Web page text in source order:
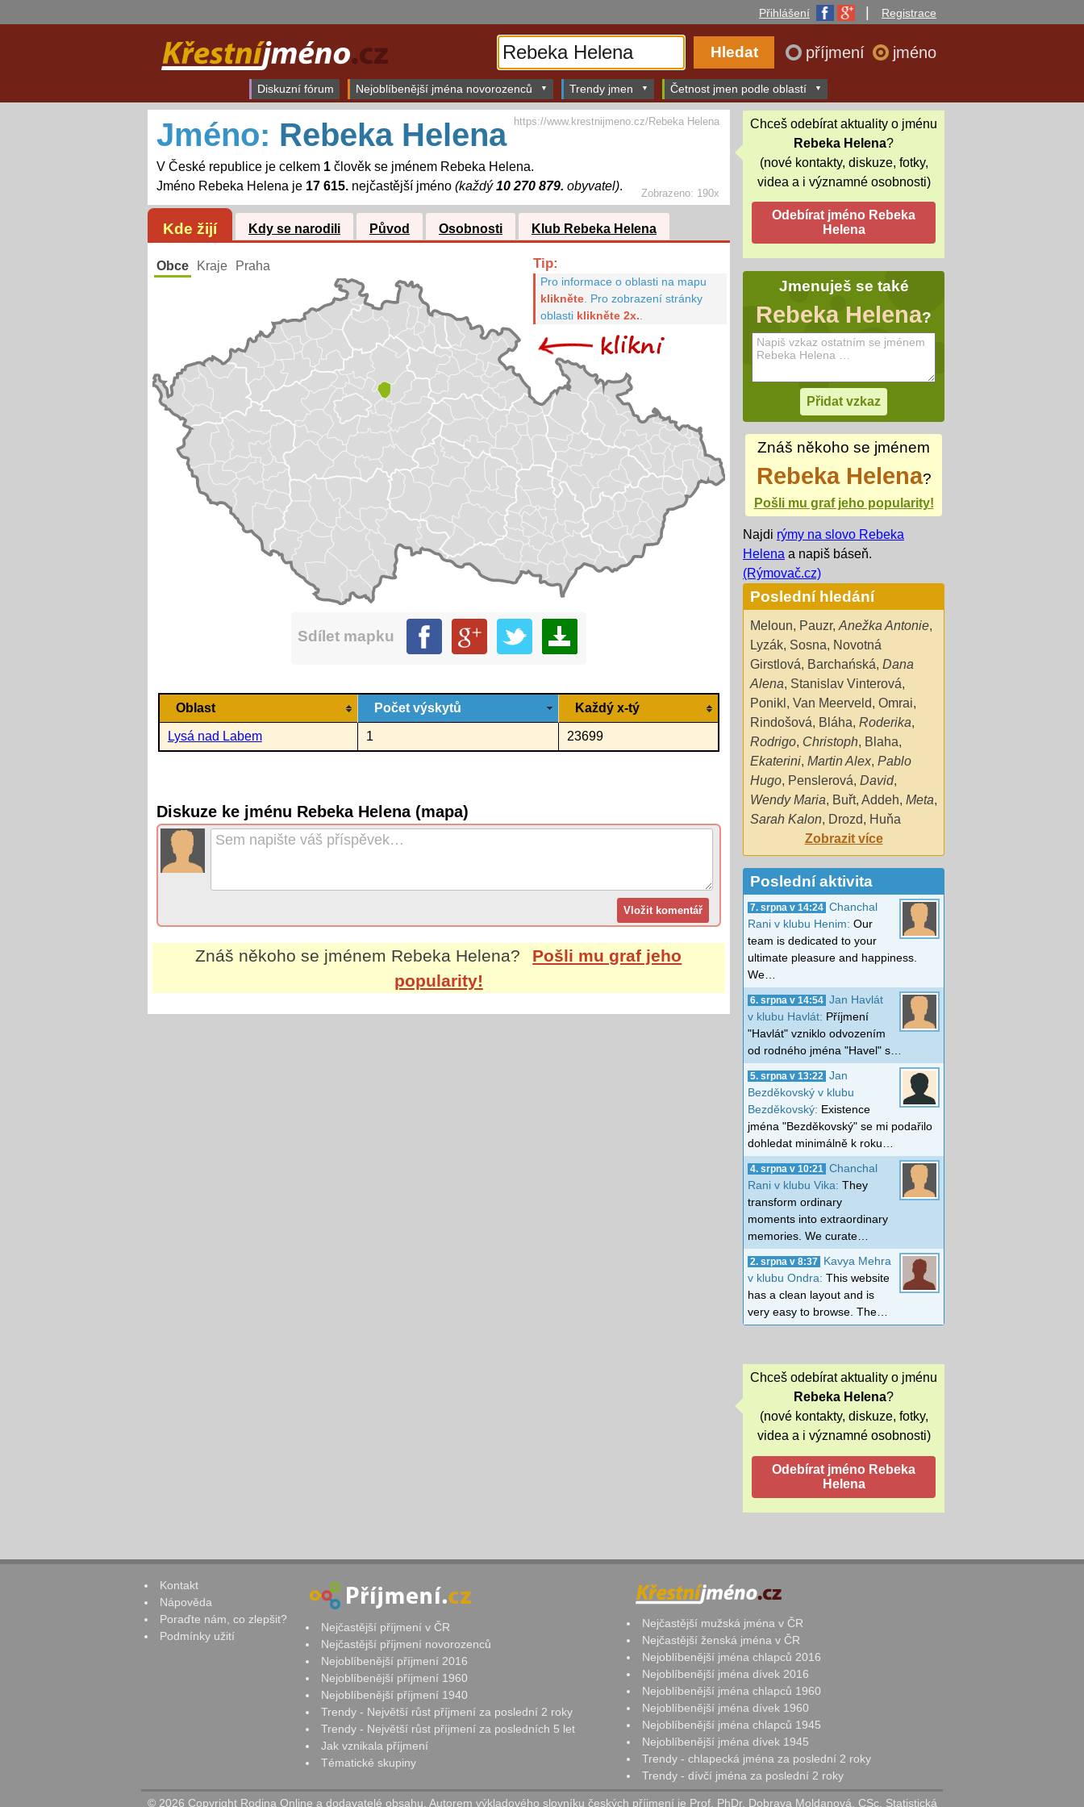
Přihlášení Registrace
příjmení jméno
Diskuzní fórum Nejoblíbenější jména novorozenců Trendy jmen Četnost jmen podle oblastí
Zobrazeno: 190x
Jméno: Rebeka Helena
V České republice je celkem 1člověk se jménem Rebeka Helena.
Jméno Rebeka Helena je 17 615.nejčastější jméno (každý10 270 879. obyvatel).
https://www.krestnijmeno.cz/Rebeka Helena
Kde žijí Kdy se narodili Původ Osobnosti Klub Rebeka Helena
Obce Kraje Praha Tip:
Pro informace o oblasti na mapu
klikněte. Pro zobrazení stránky
oblasti klikněte 2x.
Sdílet mapku
Oblast Počet výskytů Každý x-tý
Lysá nad Labem 1 23699
Diskuze ke jménu Rebeka Helena (mapa)
Znáš někoho se jménem Rebeka Helena?
Pošli mu graf jeho
popularity!
Chceš odebírat aktuality o jménu
Rebeka Helena?
(nové kontakty, diskuze, fotky,
videa a i významné osobnosti)
Jmenuješ se také
Rebeka Helena?
Znáš někoho se jménem
Rebeka Helena?
Pošli mu graf jeho popularity!
Najdi rýmy na slovo Rebeka
Helena a napiš báseň.
(Rýmovač.cz)
Poslední hledání
Meloun, Pauzr, Anežka Antonie,
Lyzák, Sosna, Novotná
Girstlová, Barchańská, Dana
Alena, Stanislav Vinterová,
Ponikl , Van Meerveld, Omrai,
Rindošová, Bláha, Roderika,
Rodrigo, Christoph, Blaha,
Ekaterini, Martin Alex, Pablo
Hugo, Penslerová, David,
Wendy Maria, Buřt, Addeh, Meta,
Sarah Kalon, Drozd, Huňa
Zobrazit více
Poslední aktivita
7. srpna v 14:24 Chanchal
Rani v klubu Henim: Our
team is dedicated to your
ultimate pleasure and happiness.
We…
6. srpna v 14:54 Jan Havlát
v klubu Havlát: Příjmení
"Havlát" vzniklo odvozením
od rodného jména "Havel" s…
5. srpna v 13:22
Jan
Bezděkovský v klubu
Bezděkovský: Existence
jména "Bezděkovský" se mi podařilo
dohledat minimálně k roku…
4. srpna v 10:21
Chanchal
Rani v klubu Vika: They
transform ordinary
moments into extraordinary
memories. We curate…
2. srpna v 8:37
Kavya Mehra
v klubu Ondra: This website
has a clean layout and is
very easy to browse. The…
Chceš odebírat aktuality o jménu
Rebeka Helena?
(nové kontakty, diskuze, fotky,
videa a i významné osobnosti)
Kontakt
Nápověda
Poraďte nám, co zlepšit?
Podmínky užití
Nejčastější příjmení v ČR
Nejčastější příjmení novorozenců
Nejoblíbenější příjmení 2016
Nejoblíbenější příjmení 1960
Nejoblíbenější příjmení 1940
Trendy - Největší růst příjmení za poslední 2 roky
Trendy - Největší růst příjmení za posledních 5 let
Jak vznikala příjmení
Tématické skupiny
Nejčastější mužská jména v ČR
Nejčastější ženská jména v ČR
Nejoblíbenější jména chlapců 2016
Nejoblíbenější jména dívek 2016
Nejoblíbenější jména chlapců 1960
Nejoblíbenější jména dívek 1960
Nejoblíbenější jména chlapců 1945
Nejoblíbenější jména dívek 1945
Trendy - chlapecká jména za poslední 2 roky
Trendy - dívčí jména za poslední 2 roky
© 2026 Copyright Rodina Online a dodavatelé obsahu. Autorem výkladového slovníku českých příjmení je Prof. PhDr. Dobrava Moldanová, CSc. Statistická